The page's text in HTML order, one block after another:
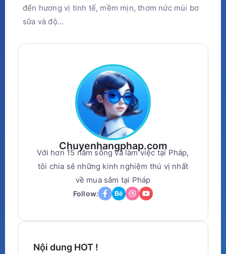
đến hương vị tinh tế, mềm mịn, thơm nức mùi bơ
sữa và độ...
Chuyenhangphap.com
Với hơn 15 năm sống và làm việc tại Pháp,
tôi chia sẻ những kinh nghiệm thú vị nhất
về mua sắm tại Pháp
Follow:
Nội dung HOT !